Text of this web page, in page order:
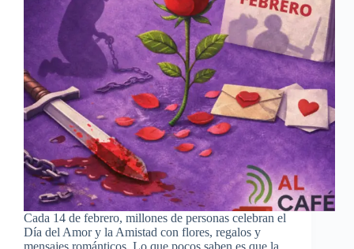
Cada 14 de febrero, millones de personas celebran el
Día del Amor y la Amistad con flores, regalos y
mensajes románticos. Lo que pocos saben es que la